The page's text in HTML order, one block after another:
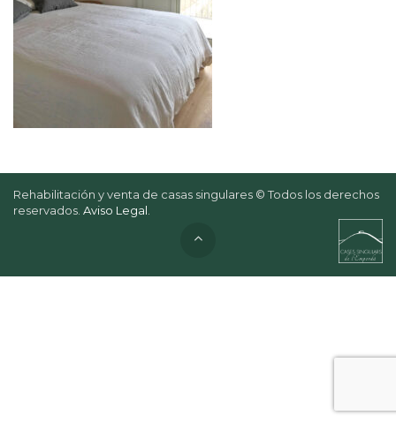
Rehabilitación y venta de casas singulares © Todos los derechos
reservados. Aviso Legal